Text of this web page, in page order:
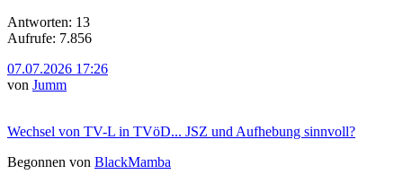
Antworten: 13
Aufrufe: 7.856
07.07.2026 17:26
von Jumm
Wechsel von TV-L in TVöD... JSZ und Aufhebung sinnvoll?
Begonnen von BlackMamba